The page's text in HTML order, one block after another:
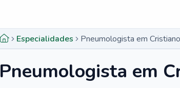
Especialidades Pneumologista em
Pneumologista em